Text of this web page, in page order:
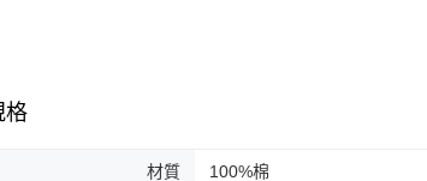
格
材質 100%棉